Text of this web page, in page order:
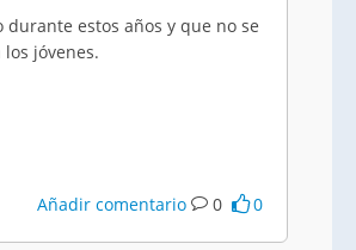
durante estos años y que no se
jóvenes.
Añadir comentario 0 0